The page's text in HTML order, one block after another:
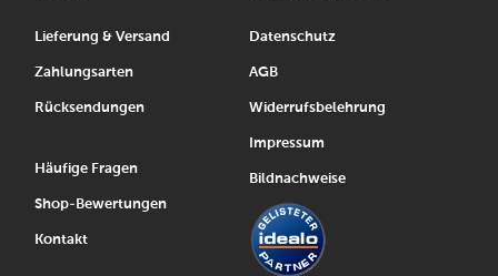
Lieferung & Versand
Zahlungsarten
Rücksendungen
Häufige Fragen
Shop-Bewertungen
Kontakt
Datenschutz
AGB
Widerrufsbelehrung
Impressum
Bildnachweise